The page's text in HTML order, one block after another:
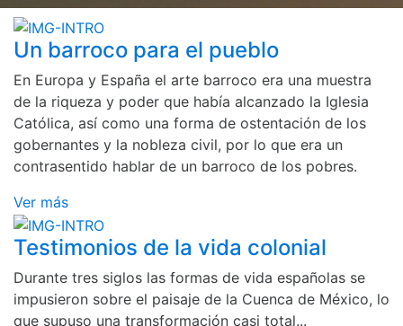
Un barroco para el pueblo
En Europa y España el arte barroco era una muestra
de la riqueza y poder que había alcanzado la Iglesia
Católica, así como una forma de ostentación de los
gobernantes y la nobleza civil, por lo que era un
contrasentido hablar de un barroco de los pobres.
Ver más
Testimonios de la vida colonial
Durante tres siglos las formas de vida españolas se
impusieron sobre el paisaje de la Cuenca de México, lo
que supuso una transformación casi total...